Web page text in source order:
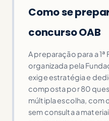
Como se
concurso OAB
A preparação para a 1ª
organizada pela
exige estratégia e
composta por 80
múltipla escolha, com
sem consulta a